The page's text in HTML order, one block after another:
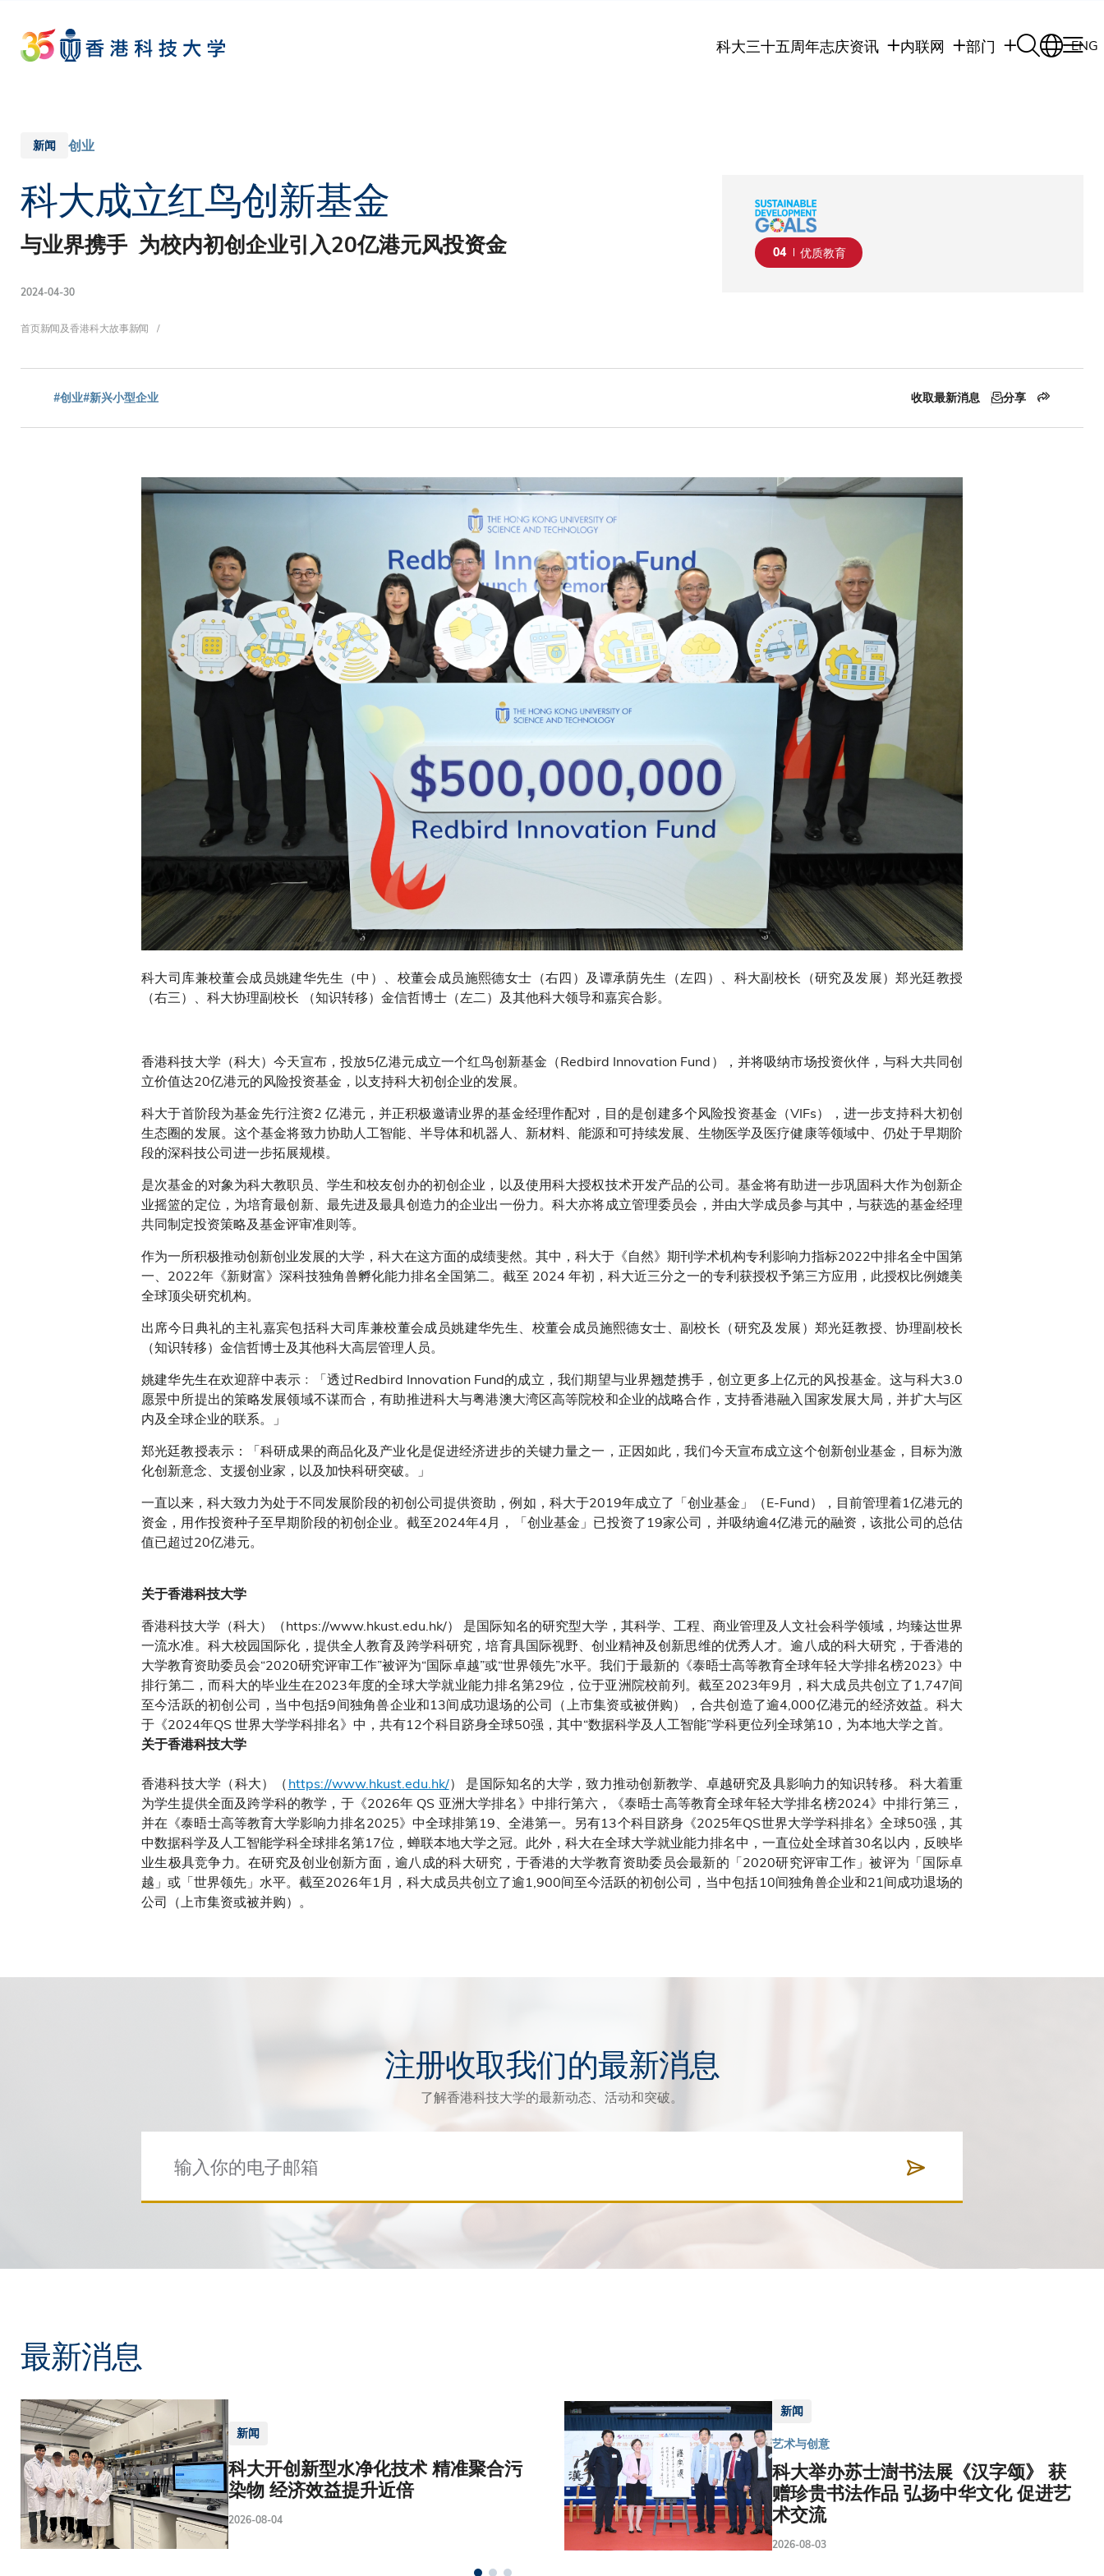
main
content
科大三十五周年志庆资讯 内联网 部门 ENG
新闻 创业
科大成立红鸟创新基金
与业界携手 为校内初创企业引入20亿港元风投资金
2024-04-30
面
包
首页新闻及香港科大故事新闻
04 优质教育
#创业#新兴小型企业 收取最新消息 分享
科大司库兼校董会成员姚建华先生（中）、校董会成员施熙德女士（右四）及谭承荫先生（左四）、科大副校长（研究及发展）郑光廷教授
（右三）、科大协理副校长 （知识转移）金信哲博士（左二）及其他科大领导和嘉宾合影。
香港科技大学（科大）今天宣布，投放5亿港元成立一个红鸟创新基金（Redbird Innovation Fund），并将吸纳市场投资伙伴，与科大共同创
立价值达20亿港元的风险投资基金，以支持科大初创企业的发展。
科大于首阶段为基金先行注资2 亿港元，并正积极邀请业界的基金经理作配对，目的是创建多个风险投资基金（VIFs），进一步支持科大初创
生态圈的发展。这个基金将致力协助人工智能、半导体和机器人、新材料、能源和可持续发展、生物医学及医疗健康等领域中、仍处于早期阶
段的深科技公司进一步拓展规模。
是次基金的对象为科大教职员、学生和校友创办的初创企业，以及使用科大授权技术开发产品的公司。基金将有助进一步巩固科大作为创新企
业摇篮的定位，为培育最创新、最先进及最具创造力的企业出一份力。科大亦将成立管理委员会，并由大学成员参与其中，与获选的基金经理
共同制定投资策略及基金评审准则等。
作为一所积极推动创新创业发展的大学，科大在这方面的成绩斐然。其中，科大于《自然》期刊学术机构专利影响力指标2022中排名全中国第
一、2022年《新财富》深科技独角兽孵化能力排名全国第二。截至 2024 年初，科大近三分之一的专利获授权予第三方应用，此授权比例媲美
全球顶尖研究机构。
出席今日典礼的主礼嘉宾包括科大司库兼校董会成员姚建华先生、校董会成员施熙德女士、副校长（研究及发展）郑光廷教授、协理副校长
（知识转移）金信哲博士及其他科大高层管理人员。
姚建华先生在欢迎辞中表示﹕「透过Redbird Innovation Fund的成立，我们期望与业界翘楚携手，创立更多上亿元的风投基金。这与科大3.0
愿景中所提出的策略发展领域不谋而合，有助推进科大与粤港澳大湾区高等院校和企业的战略合作，支持香港融入国家发展大局，并扩大与区
内及全球企业的联系。」
郑光廷教授表示：「科研成果的商品化及产业化是促进经济进步的关键力量之一，正因如此，我们今天宣布成立这个创新创业基金，目标为激
化创新意念、支援创业家，以及加快科研突破。」
一直以来，科大致力为处于不同发展阶段的初创公司提供资助，例如，科大于2019年成立了「创业基金」（E-Fund），目前管理着1亿港元的
资金，用作投资种子至早期阶段的初创企业。截至2024年4月，「创业基金」已投资了19家公司，并吸纳逾4亿港元的融资，该批公司的总估
值已超过20亿港元。
关于香港科技大学
香港科技大学（科大）（https://www.hkust.edu.hk/） 是国际知名的研究型大学，其科学、工程、商业管理及人文社会科学领域，均臻达世界
一流水准。科大校园国际化，提供全人教育及跨学科研究，培育具国际视野、创业精神及创新思维的优秀人才。逾八成的科大研究，于香港的
大学教育资助委员会“2020研究评审工作”被评为“国际卓越”或“世界领先”水平。我们于最新的《泰晤士高等教育全球年轻大学排名榜2023》中
排行第二，而科大的毕业生在2023年度的全球大学就业能力排名第29位，位于亚洲院校前列。截至2023年9月，科大成员共创立了1,747间
至今活跃的初创公司，当中包括9间独角兽企业和13间成功退场的公司（上市集资或被併购），合共创造了逾4,000亿港元的经济效益。科大
于《2024年QS 世界大学学科排名》中，共有12个科目跻身全球50强，其中“数据科学及人工智能”学科更位列全球第10，为本地大学之首。
关于香港科技大学
香港科技大学（科大）（https://www.hkust.edu.hk/） 是国际知名的大学，致力推动创新教学、卓越研究及具影响力的知识转移。 科大着重
为学生提供全面及跨学科的教学，于《2026年 QS 亚洲大学排名》中排行第六，《泰晤士高等教育全球年轻大学排名榜2024》中排行第三，
并在《泰晤士高等教育大学影响力排名2025》中全球排第19、全港第一。另有13个科目跻身《2025年QS世界大学学科排名》全球50强，其
中数据科学及人工智能学科全球排名第17位，蝉联本地大学之冠。此外，科大在全球大学就业能力排名中，一直位处全球首30名以内，反映毕
业生极具竞争力。在研究及创业创新方面，逾八成的科大研究，于香港的大学教育资助委员会最新的「2020研究评审工作」被评为「国际卓
越」或「世界领先」水平。截至2026年1月，科大成员共创立了逾1,900间至今活跃的初创公司，当中包括10间独角兽企业和21间成功退场的
公司（上市集资或被并购）。
注册收取我们的最新消息
了解香港科技大学的最新动态、活动和突破。
最新消息
新闻
科大开创新型水净化技术 精准聚合污
染物 经济效益提升近倍
2026-08-04
新闻
艺术与创意
科大举办苏士澍书法展《汉字颂》 获
赠珍贵书法作品 弘扬中华文化 促进艺
术交流
2026-08-03